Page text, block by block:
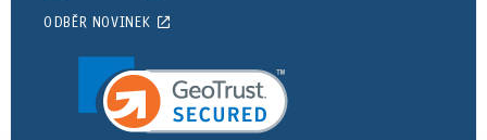
ODBĚR NOVINEK